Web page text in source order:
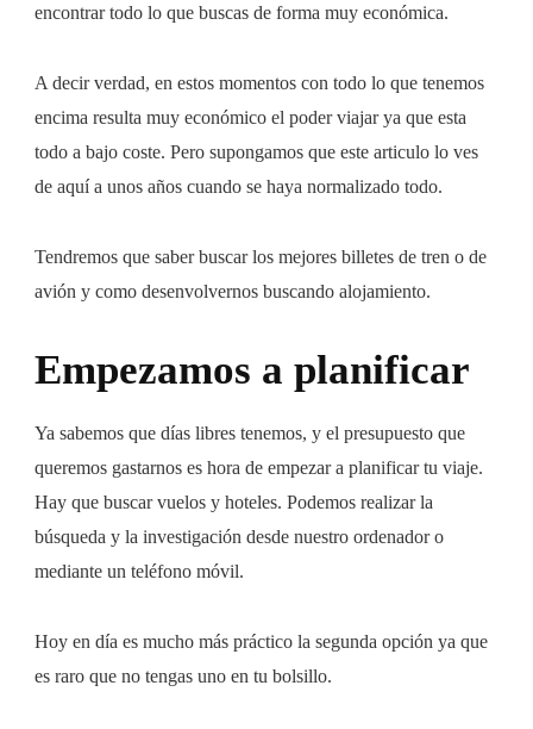
encontrar todo lo que buscas de forma muy económica.
A decir verdad, en estos momentos con todo lo que tenemos
encima resulta muy económico el poder viajar ya que esta
todo a bajo coste. Pero supongamos que este articulo lo ves
de aquí a unos años cuando se haya normalizado todo.
Tendremos que saber buscar los mejores billetes de tren o de
avión y como desenvolvernos buscando alojamiento.
Empezamos a planificar
Ya sabemos que días libres tenemos, y el presupuesto que
queremos gastarnos es hora de empezar a planificar tu viaje.
Hay que buscar vuelos y hoteles. Podemos realizar la
búsqueda y la investigación desde nuestro ordenador o
mediante un teléfono móvil.
Hoy en día es mucho más práctico la segunda opción ya que
es raro que no tengas uno en tu bolsillo.